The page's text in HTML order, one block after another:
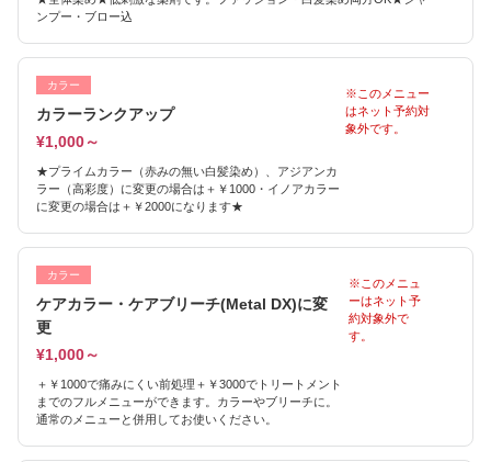
ンプー・ブロー込
カラー
カラーランクアップ
¥1,000～
★プライムカラー（赤みの無い白髪染め）、アジアンカ
ラー（高彩度）に変更の場合は＋￥1000・イノアカラー
に変更の場合は＋￥2000になります★
※このメニュー
はネット予約対
象外です。
カラー
ケアカラー・ケアブリーチ(Metal DX)に変
更
¥1,000～
＋￥1000で痛みにくい前処理＋￥3000でトリートメント
までのフルメニューができます。カラーやブリーチに。
通常のメニューと併用してお使いください。
※このメニュ
ーはネット予
約対象外で
す。